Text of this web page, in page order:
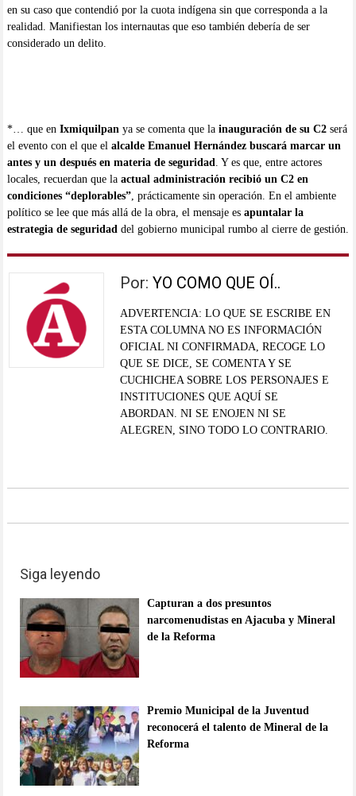
en su caso que contendió por la cuota indígena sin que corresponda a la
realidad. Manifiestan los internautas que eso también debería de ser
considerado un delito.
*… que en Ixmiquilpan ya se comenta que lainauguración de su C2 será
el evento con el que el alcalde Emanuel Hernández buscará marcar un
antes y un después en materia de seguridad
. Y es que, entre actores
locales, recuerdan que la actual administración recibió un C2 en
condiciones “deplorables”, prácticamente sin operación. En el ambiente
político se lee que más allá de la obra, el mensaje es apuntalar la
estrategia de seguridad del gobierno municipal rumbo al cierre de gestión.
Por: YO COMO QUE OÍ..
ADVERTENCIA: LO QUE SE ESCRIBE EN
ESTA COLUMNA NO ES INFORMACIÓN
OFICIAL NI CONFIRMADA, RECOGE LO
QUE SE DICE, SE COMENTA Y SE
CUCHICHEA SOBRE LOS PERSONAJES E
INSTITUCIONES QUE AQUÍ SE
ABORDAN. NI SE ENOJEN NI SE
ALEGREN, SINO TODO LO CONTRARIO.
Siga leyendo
Capturan a dos presuntos
narcomenudistas en Ajacuba y Mineral
de la Reforma
Premio Municipal de la Juventud
reconocerá el talento de Mineral de la
Reforma